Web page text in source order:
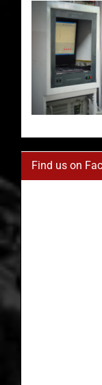
Find us on